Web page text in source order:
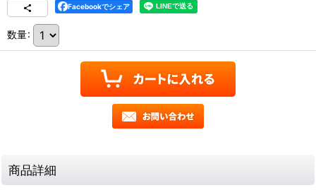
Facebookでシェア
数量:
商品詳細